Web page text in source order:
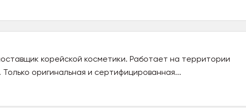
корейской косметики. Работает на территории
оригинальная и сертифицированная...